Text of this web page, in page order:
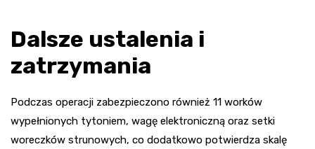
Dalsze ustalenia i
zatrzymania
Podczas operacji zabezpieczono również 11 worków
wypełnionych tytoniem, wagę elektroniczną oraz setki
woreczków strunowych, co dodatkowo potwierdza skalę